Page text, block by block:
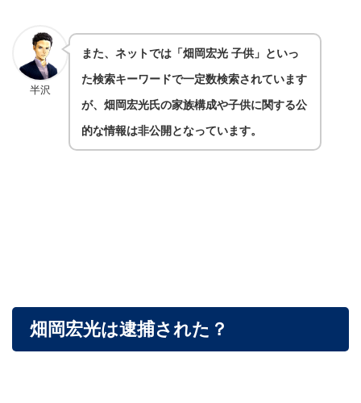
半沢
また、ネットでは「畑岡宏光 子供」といっ
た検索キーワードで一定数検索されています
が、畑岡宏光氏の家族構成や子供に関する公
的な情報は非公開となっています。
畑岡宏光は逮捕された？